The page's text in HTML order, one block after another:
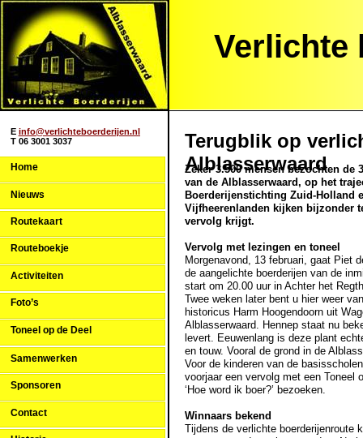
Verlichte
Home
Nieuws
Routekaart
Routeboekje
Activiteiten
Foto’s
Toneel op de Deel
Samenwerken
Sponsoren
Contact
E info@verlichteboerderijen.nl
T 06 3001 3037
Terugblik op
Alblasserwaard
Zeker 3.500 mensen bezochten de 3
van de Alblasserwaard, op het
Boerderijenstichting Zuid-Holland
Vijfheerenlanden kijken bijzonder
vervolg krijgt.
Vervolg met lezingen en toneel
Morgenavond, 13 februari, gaat Piet
de aangelichte boerderijen van de
start om 20.00 uur in Achter het
Twee weken later bent u hier weer
historicus Harm Hoogendoorn uit
Alblasserwaard. Hennep staat nu
levert. Eeuwenlang is deze plant
en touw. Vooral de grond in de
Voor de kinderen van de
voorjaar een vervolg met een Toneel
‘Hoe word ik boer?’ bezoeken.
Winnaars bekend
Tijdens de verlichte boerderijenroute